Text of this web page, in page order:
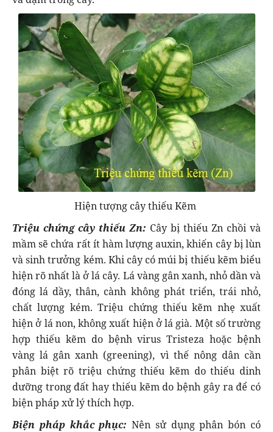
Hiện tượng cây thiếu Kẽm
Triệu chứng cây thiếu Zn: Cây bị thiếu Zn chồi và
mầm sẽ chứa rất ít hàm lượng auxin, khiến cây bị lùn
và sinh trưởng kém. Khi cây có múi bị thiếu kẽm biểu
hiện rõ nhất là ở lá cây. Lá vàng gân xanh, nhỏ dần và
đóng lá dầy, thân, cành không phát triển, trái nhỏ,
chất lượng kém. Triệu chứng thiếu kẽm nhẹ xuất
hiện ở lá non, không xuất hiện ở lá già. Một số trường
hợp thiếu kẽm do bệnh virus Tristeza hoặc bệnh
vàng lá gân xanh (greening), vì thế nông dân cần
phân biệt rõ triệu chứng thiếu kẽm do thiếu dinh
dưỡng trong đất hay thiếu kẽm do bệnh gây ra để có
biện pháp xử lý thích hợp.
Biện pháp khắc phục:Nên sử dụng phân bón có